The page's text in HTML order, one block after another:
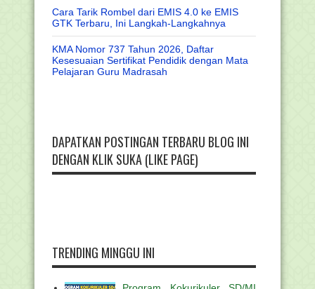
Cara Tarik Rombel dari EMIS 4.0 ke EMIS
GTK Terbaru, Ini Langkah-Langkahnya
KMA Nomor 737 Tahun 2026, Daftar
Kesesuaian Sertifikat Pendidik dengan Mata
Pelajaran Guru Madrasah
DAPATKAN POSTINGAN TERBARU BLOG INI
DENGAN KLIK SUKA (LIKE PAGE)
TRENDING MINGGU INI